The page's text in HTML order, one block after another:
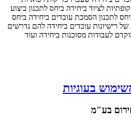
לציוד ביחידה ביחס לתכנון ביצוע
לתכנון הסמכת עובדים ביחידה ביחס
רישיונות עובדים ביחידה להם נדרשים
לעבודות מסוכנות ביחידה ועוד
בעוגיות
בע"מ